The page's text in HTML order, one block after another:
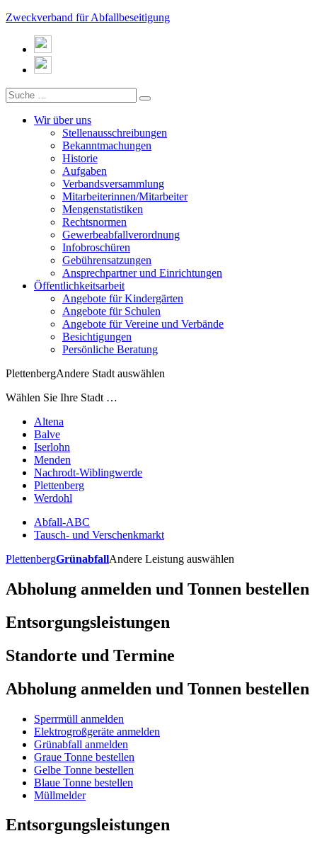
Zweckverband für Abfallbeseitigung
Wir über uns
Stellenausschreibungen
Bekanntmachungen
Historie
Aufgaben
Verbandsversammlung
Mitarbeiterinnen/Mitarbeiter
Mengenstatistiken
Rechtsnormen
Gewerbeabfallverordnung
Infobroschüren
Gebührensatzungen
Ansprechpartner und Einrichtungen
Öffentlichkeitsarbeit
Angebote für Kindergärten
Angebote für Schulen
Angebote für Vereine und Verbände
Besichtigungen
Persönliche Beratung
PlettenbergAndere Stadt auswählen
Wählen Sie Ihre Stadt …
Altena
Balve
Iserlohn
Menden
Nachrodt-Wiblingwerde
Plettenberg
Werdohl
Abfall-ABC
Tausch- und Verschenkmarkt
PlettenbergGrünabfallAndere Leistung auswählen
Abholung anmelden und Tonnen bestellen
Entsorgungsleistungen
Standorte und Termine
Abholung anmelden und Tonnen bestellen
Sperrmüll anmelden
Elektrogroßgeräte anmelden
Grünabfall anmelden
Graue Tonne bestellen
Gelbe Tonne bestellen
Blaue Tonne bestellen
Müllmelder
Entsorgungsleistungen